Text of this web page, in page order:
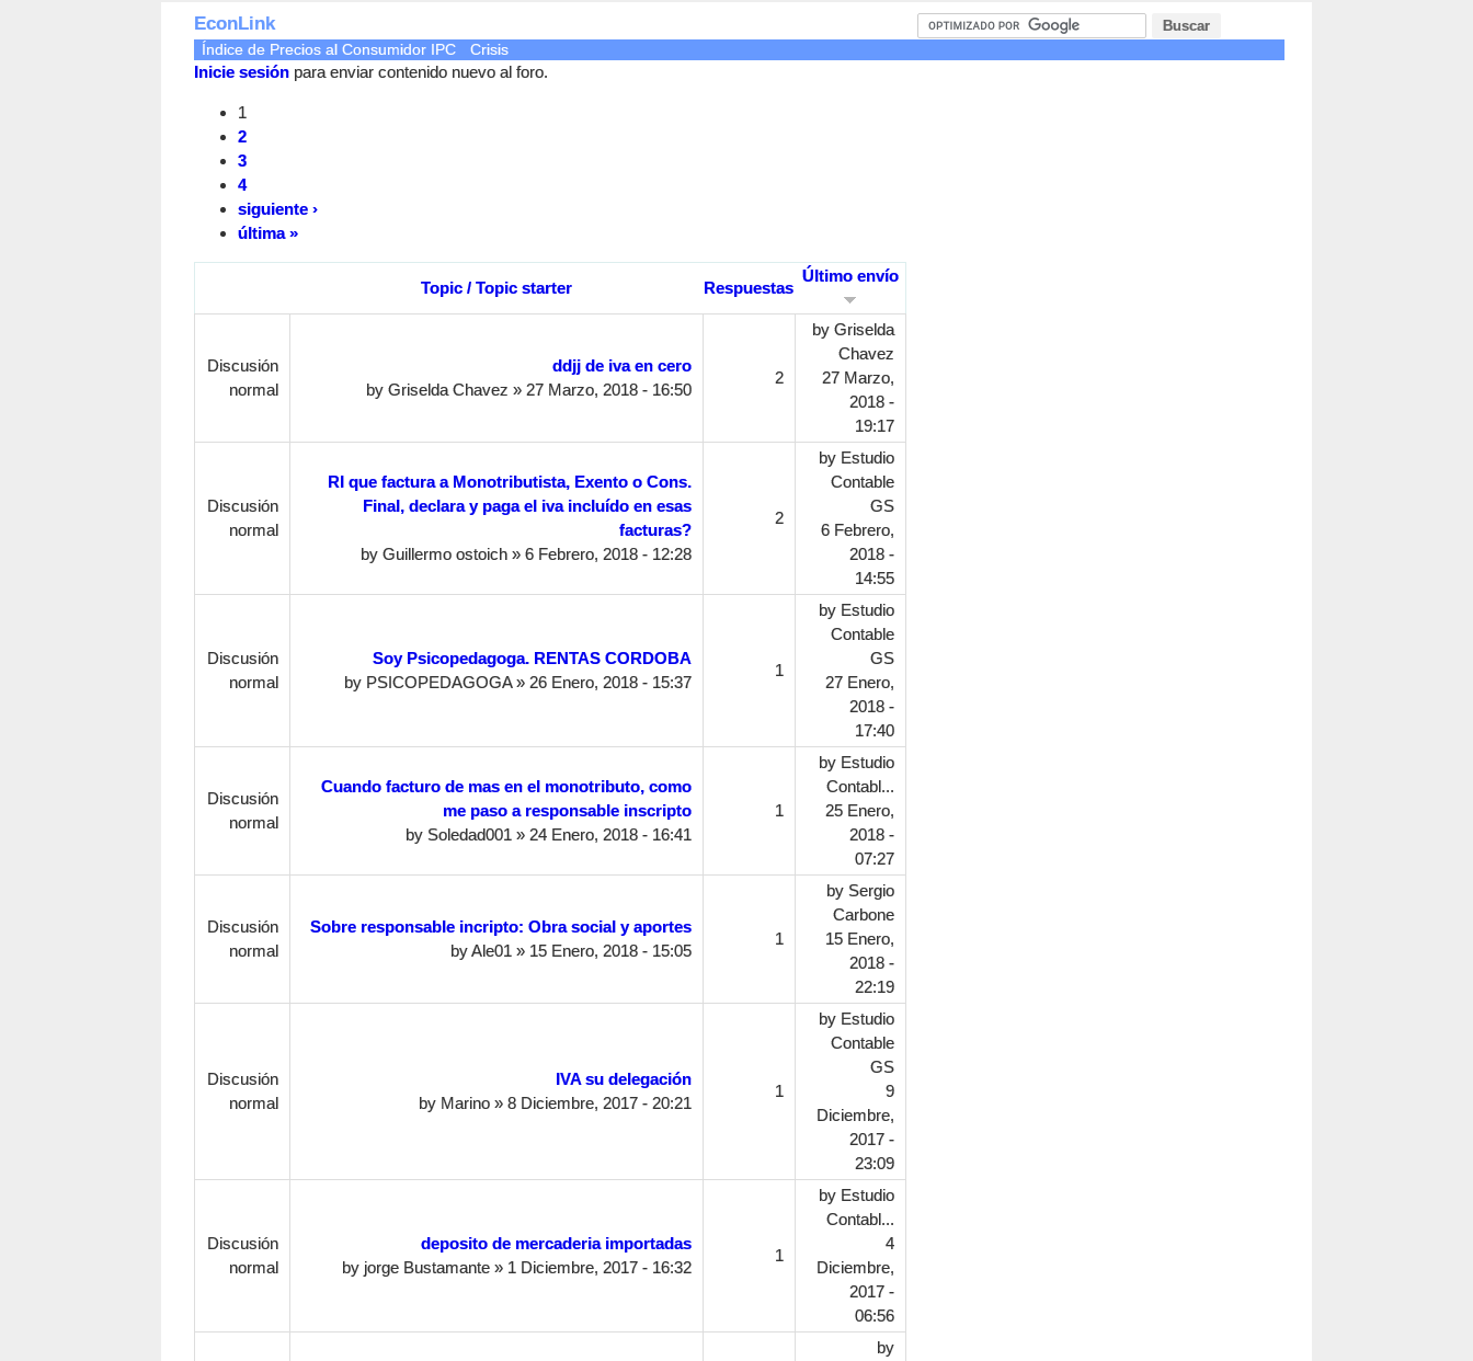
EconLink
Índice de Precios al Consumidor IPC Crisis
Inicie sesión para enviar contenido nuevo al foro.
1
2
3
4
siguiente ›
última »
Topic / Topic starter Respuestas
Último envío
Discusión
normal
ddjj de iva en cero
by Griselda Chavez » 27 Marzo, 2018 - 16:50
2
by Griselda
Chavez
27 Marzo,
2018 -
19:17
Discusión
normal
RI que factura a Monotributista, Exento o Cons.
Final, declara y paga el iva incluído en esas
facturas?
by Guillermo ostoich» 6 Febrero, 2018 - 12:28
2
by Estudio
Contable
GS
6 Febrero,
2018 -
14:55
Discusión
normal
Soy Psicopedagoga. RENTAS CORDOBA
by PSICOPEDAGOGA» 26 Enero, 2018 - 15:37
1
by Estudio
Contable
GS
27 Enero,
2018 -
17:40
Discusión
normal
Cuando facturo de mas en el monotributo, como
me paso a responsable inscripto
by Soledad001» 24 Enero, 2018 - 16:41
1
by Estudio
Contabl...
25 Enero,
2018 -
07:27
Discusión
normal
Sobre responsable incripto: Obra social y aportes
byAle01» 15 Enero, 2018 - 15:05
1
by Sergio
Carbone
15 Enero,
2018 -
22:19
Discusión
normal
IVA su delegación
by Marino» 8 Diciembre, 2017 - 20:21
1
by Estudio
Contable
GS
9
Diciembre,
2017 -
23:09
Discusión
normal
deposito de mercaderia importadas
by jorge Bustamante» 1 Diciembre, 2017 - 16:32
1
by Estudio
Contabl...
4
Diciembre,
2017 -
06:56
by